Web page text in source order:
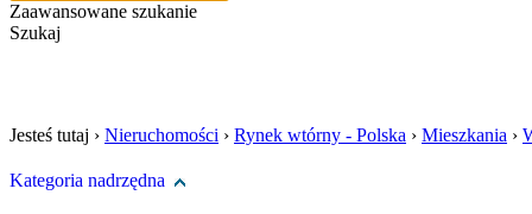
Zaawansowane szukanie
Szukaj
Jesteś tutaj › Nieruchomości › Rynek wtórny - Polska › Mieszkania ›
Kategoria nadrzędna